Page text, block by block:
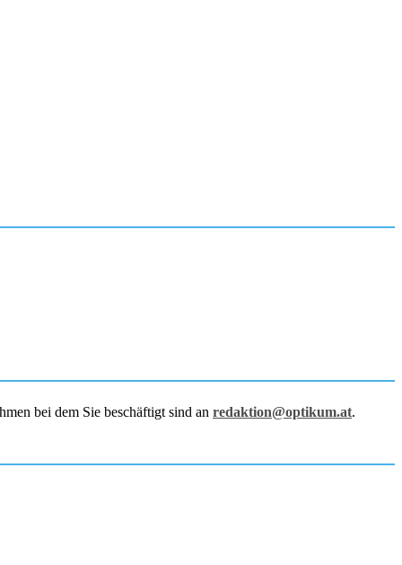
bei dem Sie beschäftigt sind an redaktion@optikum.at.